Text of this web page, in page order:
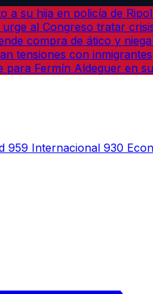
a su hija en policía de
urge al Congreso tratar
compra de ático y
tensiones con inmigrantes
para Fermín Aldeguer en
959 Internacional 930